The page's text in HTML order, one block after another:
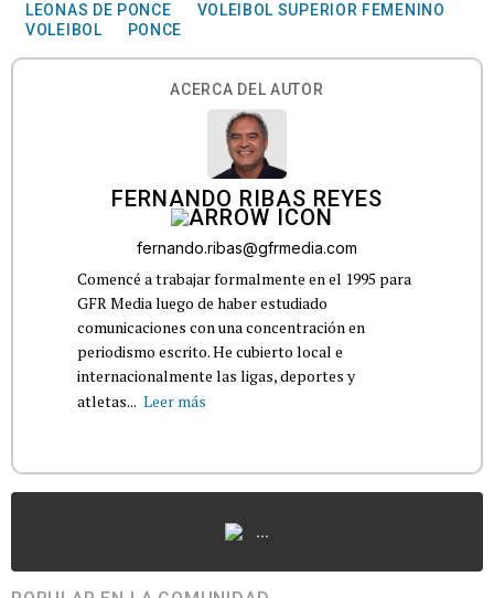
LEONAS DE PONCE
VOLEIBOL SUPERIOR FEMENINO
VOLEIBOL
PONCE
ACERCA DEL AUTOR
FERNANDO RIBAS REYES
fernando.ribas@gfrmedia.com
Comencé a trabajar formalmente en el 1995 para
GFR Media luego de haber estudiado
comunicaciones con una concentración en
periodismo escrito. He cubierto local e
internacionalmente las ligas, deportes y
atletas... Leer más
...